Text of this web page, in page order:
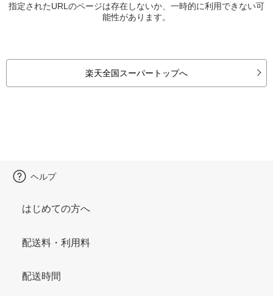
指定されたURLのページは存在しないか、一時的に利用できない可
能性があります。
楽天全国スーパートップへ
ヘルプ
はじめての方へ
配送料・利用料
配送時間